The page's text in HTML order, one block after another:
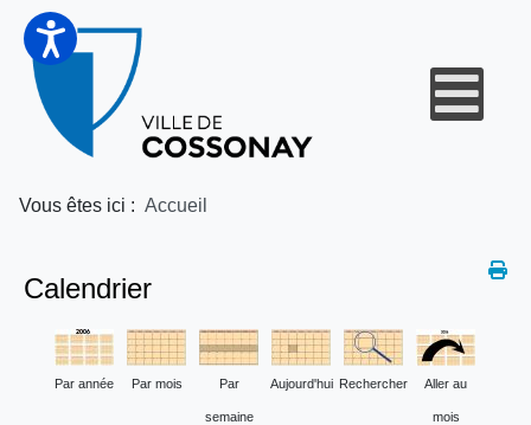
Vous êtes ici : Accueil
Calendrier
Par année Par mois Par
semaine
Aujourd'hui Rechercher Aller au
mois